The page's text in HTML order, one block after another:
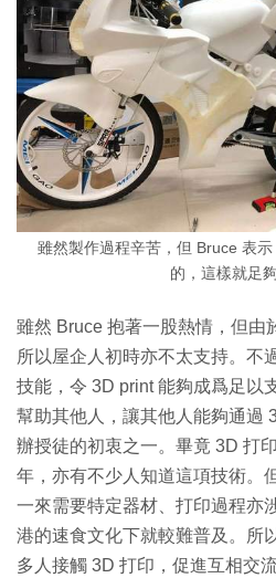
雖然製作過程辛苦，但 Bruce 表
的，這樣就足
雖然 Bruce 抱著一股熱情，但由
所以屋企人初時亦不太支持。不
技能，令 3D print 能夠成爲足以
幫助其他人，讓其他人能夠通過
辦授徒的初衷之一。畢竟 3D 打
年，亦有不少人知道這項技術。
一來需要特定器材、打印過程亦
港的速食文化下就較難普及。所
多人接觸 3D 打印，促進互相交